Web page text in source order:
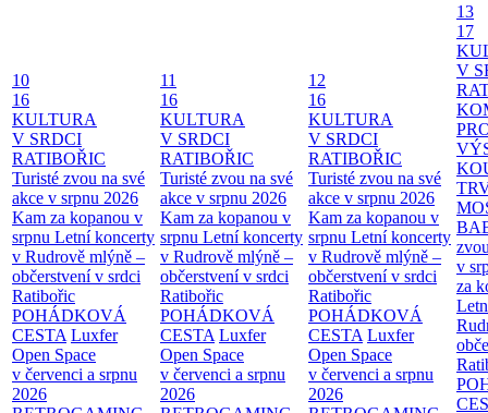
10
16
KULTURA
V SRDCI
RATIBOŘIC
Turisté zvou na své
akce v srpnu 2026
Kam za kopanou v
srpnu Letní koncerty
v Rudrově mlýně –
občerstvení v srdci
Ratibořic
POHÁDKOVÁ
CESTA Luxfer
Open Space
v červenci a srpnu
2026
11
16
KULTURA
V SRDCI
RATIBOŘIC
Turisté zvou na své
akce v srpnu 2026
Kam za kopanou v
srpnu Letní koncerty
v Rudrově mlýně –
občerstvení v srdci
Ratibořic
POHÁDKOVÁ
CESTA Luxfer
Open Space
v červenci a srpnu
2026
12
16
KULTURA
V SRDCI
RATIBOŘIC
Turisté zvou na své
akce v srpnu 2026
Kam za kopanou v
srpnu Letní koncerty
v Rudrově mlýně –
občerstvení v srdci
Ratibořic
POHÁDKOVÁ
CESTA Luxfer
Open Space
v červenci a srpnu
2026
13
17
V
v
za